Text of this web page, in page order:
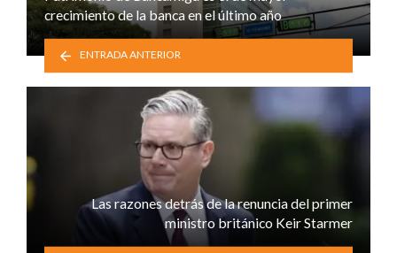
crecimiento de la banca en el último año
ENTRADA ANTERIOR
Las razones detrás de la renuncia del primer
ministro británico Keir Starmer